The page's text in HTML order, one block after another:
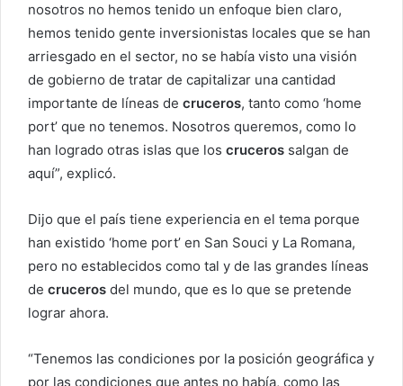
nosotros no hemos tenido un enfoque bien claro,
hemos tenido gente inversionistas locales que se han
arriesgado en el sector, no se había visto una visión
de gobierno de tratar de capitalizar una cantidad
importante de líneas de cruceros, tanto como ‘home
port’ que no tenemos. Nosotros queremos, como lo
han logrado otras islas que los cruceros salgan de
aquí”, explicó.
Dijo que el país tiene experiencia en el tema porque
han existido ‘home port’ en San Souci y La Romana,
pero no establecidos como tal y de las grandes líneas
de cruceros del mundo, que es lo que se pretende
lograr ahora.
“Tenemos las condiciones por la posición geográfica y
por las condiciones que antes no había, como las